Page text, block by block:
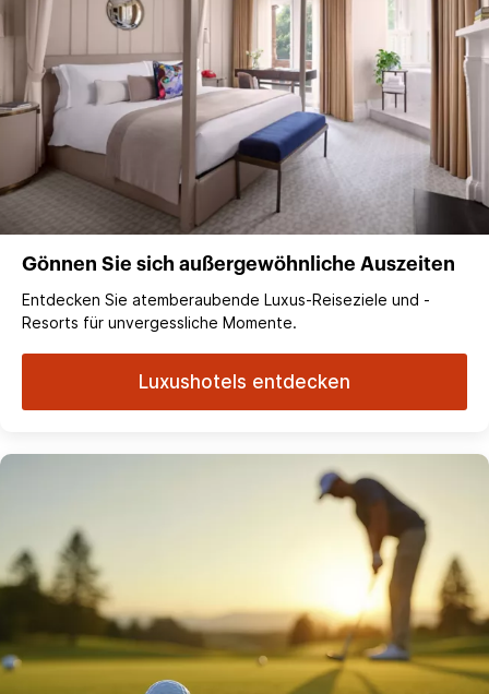
Gönnen Sie sich außergewöhnliche Auszeiten
Entdecken Sie atemberaubende Luxus-Reiseziele und -
Resorts für unvergessliche Momente.
Luxushotels entdecken